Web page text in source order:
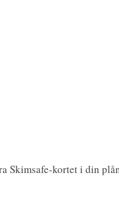
Skimsafe-kortet i din